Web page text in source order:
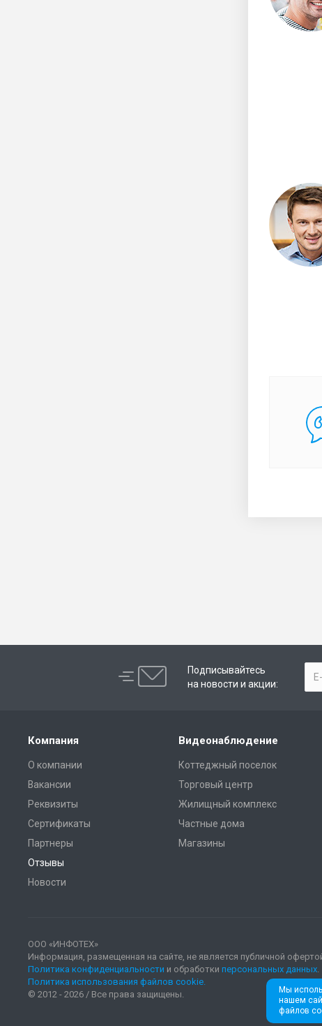
Подписывайтесь
на новости и акции:
Компания
О компании
Вакансии
Реквизиты
Сертификаты
Партнеры
Отзывы
Новости
Видеонаблюдение
Коттеджный поселок
Торговый центр
Жилищный комплекс
Частные дома
Магазины
ООО «ИНФОТЕХ»
Информация, размещенная на сайте, не является публичной
Политика конфиденциальности и обработки персональных данных.
Политика использования файлов cookie.
© 2012 - 2026 / Все права защищены.
Мы
нашем
файлов